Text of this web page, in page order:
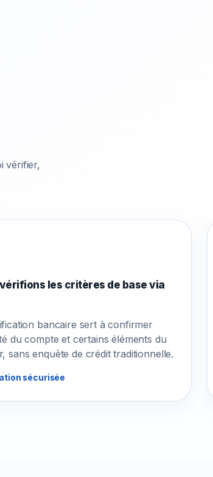
vérifier,
les critères de base via
bancaire sert à confirmer
du compte et certains éléments du
sans enquête de crédit traditionnelle.
sécurisée